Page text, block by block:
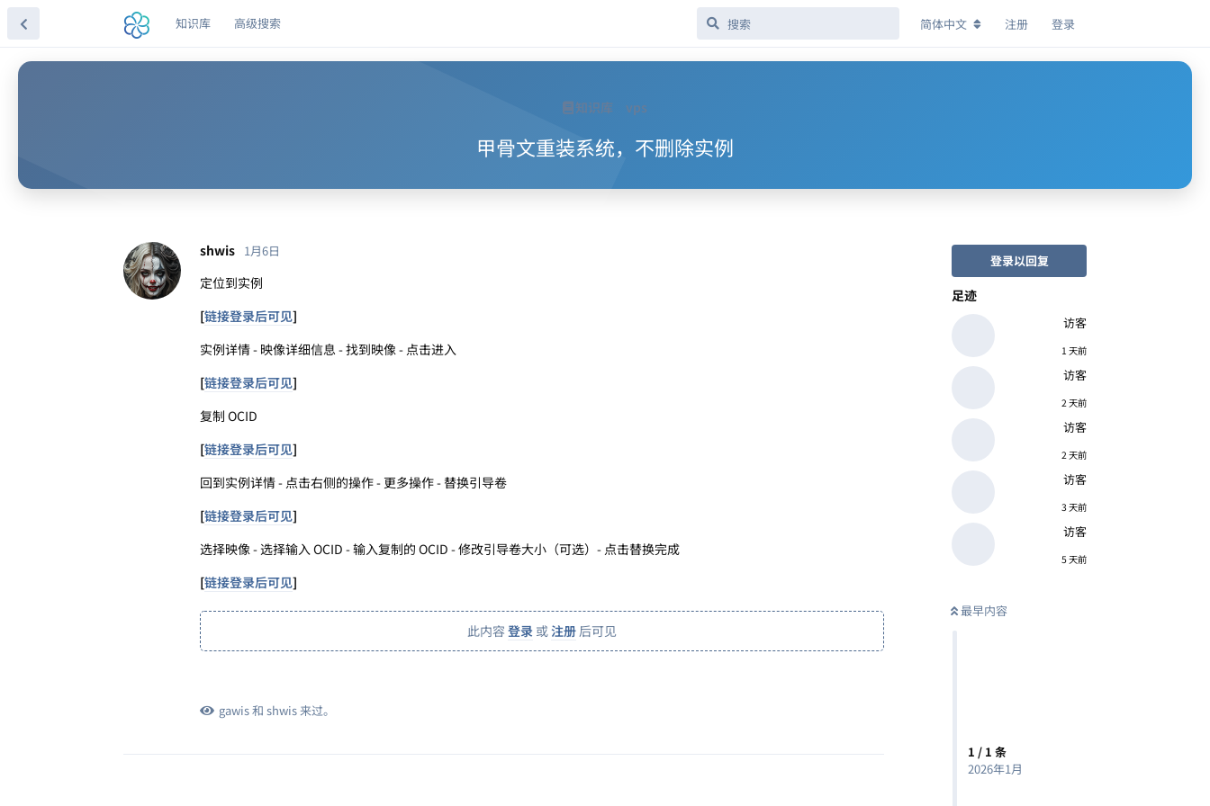
知识库 高级搜索 简体中文 注册 登录
知识库 vps
甲骨文重装系统，不删除实例
登录以回复
足迹
访客
1 天前
访客
2 天前
访客
2 天前
访客
3 天前
访客
5 天前
最早内容
1 / 1 条
2026年1月
shwis 1月6日
定位到实例
[链接登录后可见]
实例详情 - 映像详细信息 - 找到映像 - 点击进入
[链接登录后可见]
复制 OCID
[链接登录后可见]
回到实例详情 - 点击右侧的操作 - 更多操作 - 替换引导卷
[链接登录后可见]
选择映像 - 选择输入 OCID - 输入复制的 OCID - 修改引导卷大小（可选）- 点击替换完成
[链接登录后可见]
此内容 登录 或注册 后可见
gawis和 shwis来过。